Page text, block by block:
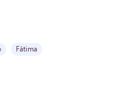
Fátima